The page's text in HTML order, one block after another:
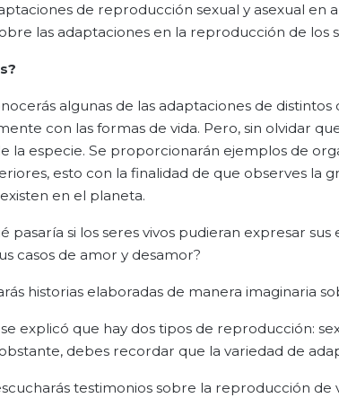
de reproducción sexual y asexual en
las adaptaciones en la reproducción de los
algunas de las adaptaciones de
con las formas de vida. Pero, sin olvidar
la especie. Se proporcionarán ejemplos de
esto con la finalidad de que observes
en el planeta.
pasaría si los seres vivos pudieran expresar
casos de amor y desamor?
historias elaboradas de manera imaginaria
explicó que hay dos tipos de reproducción:
debes recordar que la variedad de
testimonios sobre la reproducción